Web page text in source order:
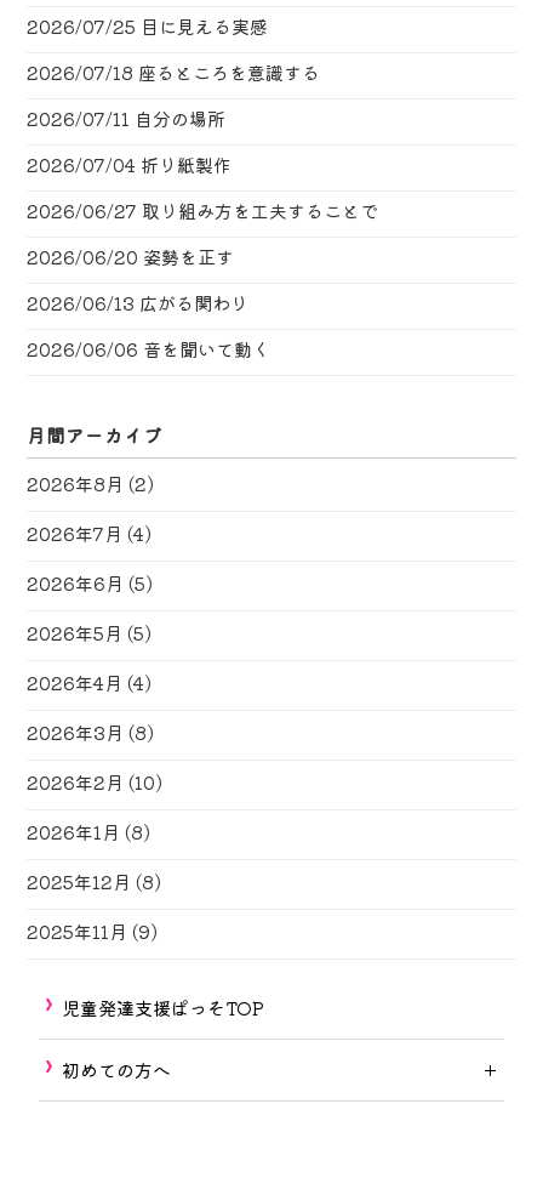
2026/07/25 目に見える実感
2026/07/18 座るところを意識する
2026/07/11 自分の場所
2026/07/04 折り紙製作
2026/06/27 取り組み方を工夫することで
2026/06/20 姿勢を正す
2026/06/13 広がる関わり
2026/06/06 音を聞いて動く
月間アーカイブ
2026年8月 (2)
2026年7月 (4)
2026年6月 (5)
2026年5月 (5)
2026年4月 (4)
2026年3月 (8)
2026年2月 (10)
2026年1月 (8)
2025年12月 (8)
2025年11月 (9)
児童発達支援ぱっそTOP
初めての方へ